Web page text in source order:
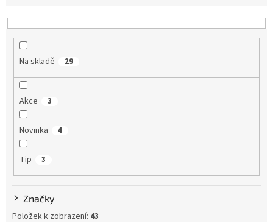
n
Na skladě 29
Akce 3
Novinka 4
Tip 3
Značky
Položek k zobrazení: 43